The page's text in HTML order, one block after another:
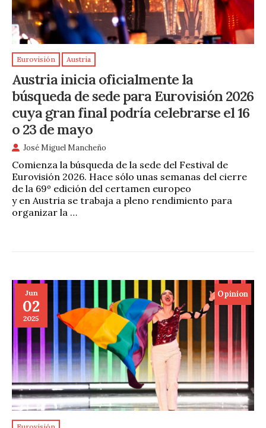
Eurovisión Austria
Austria inicia oficialmente la
búsqueda de sede para Eurovisión 2026
cuya gran final podría celebrarse el 16
o 23 de mayo
José Miguel Mancheño
Comienza la búsqueda de la sede del Festival de
Eurovisión 2026. Hace sólo unas semanas del cierre
de la 69º edición del certamen europeo
y en Austria se trabaja a pleno rendimiento para
organizar la …
Jun
02
2025
Opinion